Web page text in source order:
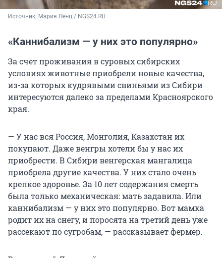
Источник: Мария Ленц / NGS24.RU
«Каннибализм — у них это популярно»
За счет проживания в суровых сибирских
условиях животные приобрели новые качества,
из-за которых кудрявыми свиньями из Сибири
интересуются далеко за пределами Красноярского
края.
— У нас вся Россия, Монголия, Казахстан их
покупают. Даже венгры хотели бы у нас их
приобрести. В Сибири венгерская мангалица
приобрела другие качества. У них стало очень
крепкое здоровье. За 10 лет содержания смерть
была только механическая: мать задавила. Или
каннибализм — у них это популярно. Вот мамка
родит их на снегу, и поросята на третий день уже
рассекают по сугробам, — рассказывает фермер.